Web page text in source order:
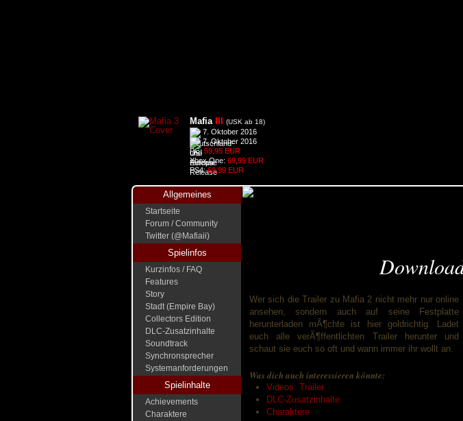
Mafia (USK ab 18)
7. Oktober 2016
7. Oktober 2016
PC: 59,95 EUR
Xbox One: 69,99 EUR
PS4:69,99 EUR
Allgemeines
Startseite
Forum / Community
Twitter (@Mafiaii)
Spielinfos
Kurzinfos / FAQ
Features
Story
Stadt (Empire Bay)
Collectors Edition
DLC-Zusatzinhalte
Soundtrack
Synchronsprecher
Systemanforderungen
Spielinhalte
Achievements
Charaktere
Wer sich die Trailer zu Mafia 2 nicht mehr nur online
ansehen, sondern auch auf seine Festplatte
herunterladen mÃ¶chte ist hier goldrichtig. Ladet
euch alle verÃ¶ffentlichten Trailer herunter und
schaut sie euch so oft und wann immer ihr wollt an.
Was dich auch interessieren könnte:
Videos: Trailer
DLC-Zusatzinhalte
Charaktere